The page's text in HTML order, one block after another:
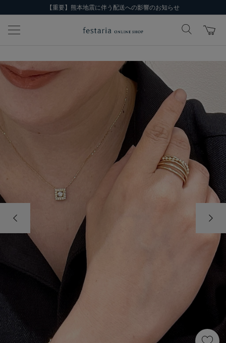
【重要】熊本地震に伴う配送への影響のお知らせ